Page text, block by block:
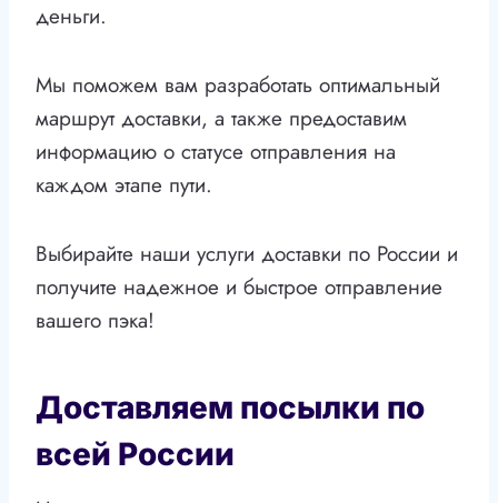
деньги.
Мы поможем вам разработать оптимальный
маршрут доставки, а также предоставим
информацию о статусе отправления на
каждом этапе пути.
Выбирайте наши услуги доставки по России и
получите надежное и быстрое отправление
вашего пэка!
Доставляем посылки по
всей России